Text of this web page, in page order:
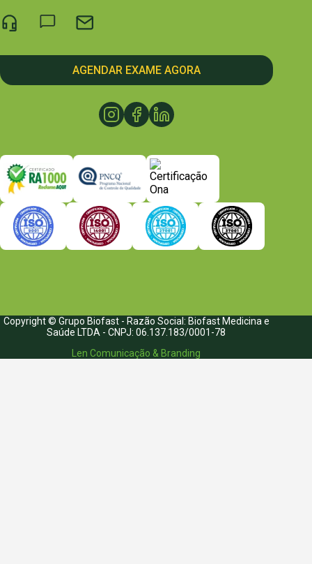
AGENDAR EXAME AGORA
Copyright © Grupo Biofast - Razão Social: Biofast Medicina e
Saúde LTDA - CNPJ: 06.137.183/0001-78
Len Comunicação & Branding